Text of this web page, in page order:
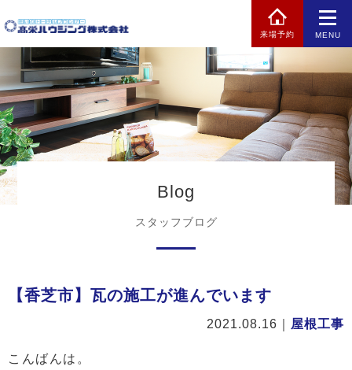
来場予約 MENU
Blog
スタッフブログ
【香芝市】瓦の施工が進んでいます
2021.08.16 屋根工事
こんばんは。